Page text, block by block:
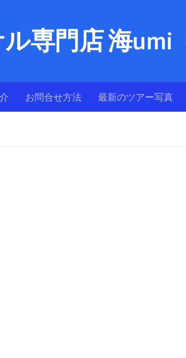
専門店 海umi
お問合せ方法 最新のツアー写真